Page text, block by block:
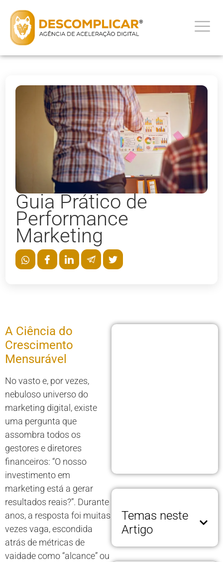
Guia Prático de
Performance
Marketing
A Ciência do
Crescimento
Mensurável
No vasto e, por vezes,
nebuloso universo do
marketing digital, existe
uma pergunta que
assombra todos os
gestores e diretores
financeiros: “O nosso
investimento em
marketing está a gerar
resultados reais?”. Durante
anos, a resposta foi muitas
vezes vaga, escondida
atrás de métricas de
vaidade como “alcance” ou
Temas neste
Artigo